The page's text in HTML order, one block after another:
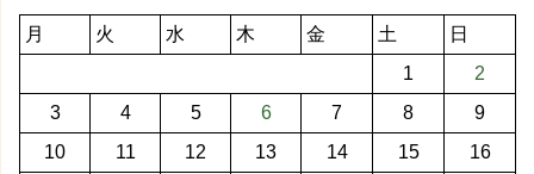
月 火 水 木 金 土
日
1
2
3
4 5 6 7 8
9
10
11 12 13 14 15
16